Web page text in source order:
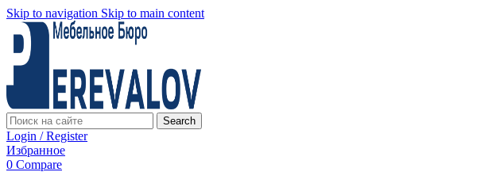
Skip to navigation Skip to main content
Search
Login / Register
Избранное
0 Compare